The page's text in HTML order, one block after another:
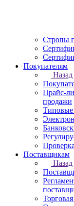
Стропы
Покупателям
Назад
Прайс-
продажи
Типовые
Поставщикам
Назад